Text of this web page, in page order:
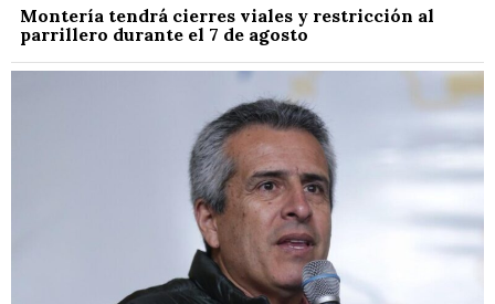
Montería tendrá cierres viales y restricción al
parrillero durante el 7 de agosto